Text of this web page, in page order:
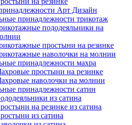
Арт Дизайн
принадлежности трикотаж
пододеяльники на
простыни на резинке
наволочки на молнии
принадлежности махра
простыни на резинке
наволочки на молнии
принадлежности сатин
из сатина
на резинке из сатина
из сатина